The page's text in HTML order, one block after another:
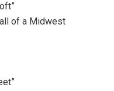
of a Midwest